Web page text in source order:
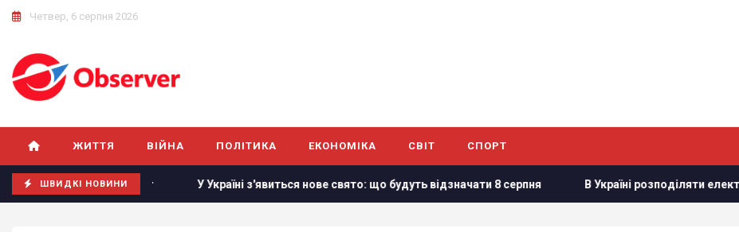
Четвер, 6 серпня 2026
ЖИТТЯ ВІЙНА ПОЛІТИКА ЕКОНОМІКА СВІТ СПОРТ
ШВИДКІ НОВИНИ
Insider У Україні з'явиться нове свято: що будуть відзначати 8 серпня В Україні розподіляти електроенергію